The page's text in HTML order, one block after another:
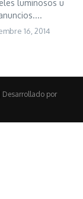
luminosos u
16, 2014
Desarrollado por